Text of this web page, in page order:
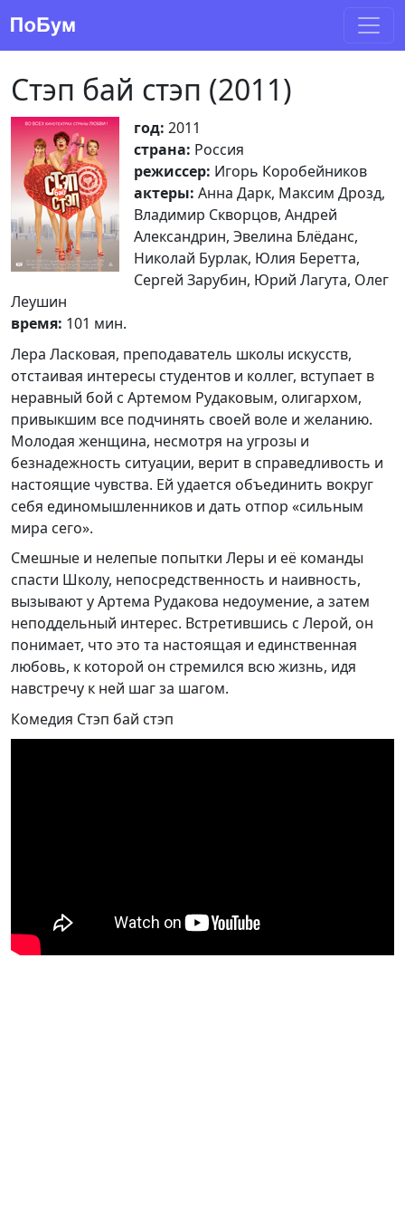
Стэп бай стэп (2011)
год: 2011
страна: Россия
режиссер: Игорь Коробейников
актеры: Анна Дарк, Максим Дрозд,
Владимир Скворцов, Андрей
Александрин, Эвелина Блёданс,
Николай Бурлак, Юлия Беретта,
Сергей Зарубин, Юрий Лагута, Олег
Леушин
время: 101 мин.
Лера Ласковая, преподаватель школы искусств,
отстаивая интересы студентов и коллег, вступает в
неравный бой с Артемом Рудаковым, олигархом,
привыкшим все подчинять своей воле и желанию.
Молодая женщина, несмотря на угрозы и
безнадежность ситуации, верит в справедливость и
настоящие чувства. Ей удается объединить вокруг
себя единомышленников и дать отпор «сильным
мира сего».
Смешные и нелепые попытки Леры и её команды
спасти Школу, непосредственность и наивность,
вызывают у Артема Рудакова недоумение, а затем
неподдельный интерес. Встретившись с Лерой, он
понимает, что это та настоящая и единственная
любовь, к которой он стремился всю жизнь, идя
навстречу к ней шаг за шагом.
Комедия Стэп бай стэп